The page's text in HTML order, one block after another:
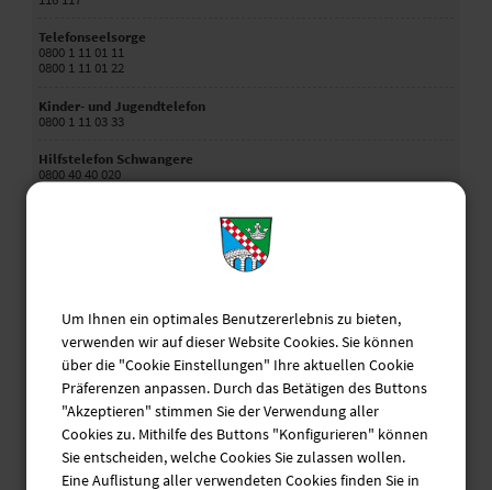
Telefonseelsorge
0800 1 11 01 11
0800 1 11 01 22
Kinder- und Jugendtelefon
0800 1 11 03 33
Hilfstelefon Schwangere
0800 40 40 020
Hilfetelefon "Gewalt gegen Frauen"
Krisendienst Psychiatrie Oberbayern
0800 655 3000
Behördennotruf
Ehrenamtsbörse
Um Ihnen ein optimales Benutzererlebnis zu bieten,
verwenden wir auf dieser Website Cookies. Sie können
über die "Cookie Einstellungen" Ihre aktuellen Cookie
Präferenzen anpassen. Durch das Betätigen des Buttons
"Akzeptieren" stimmen Sie der Verwendung aller
Cookies zu. Mithilfe des Buttons "Konfigurieren" können
Sie entscheiden, welche Cookies Sie zulassen wollen.
Eine Auflistung aller verwendeten Cookies finden Sie in